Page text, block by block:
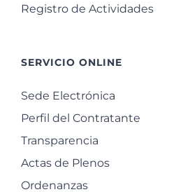
Registro de Actividades
SERVICIO ONLINE
Sede Electrónica
Perfil del Contratante
Transparencia
Actas de Plenos
Ordenanzas